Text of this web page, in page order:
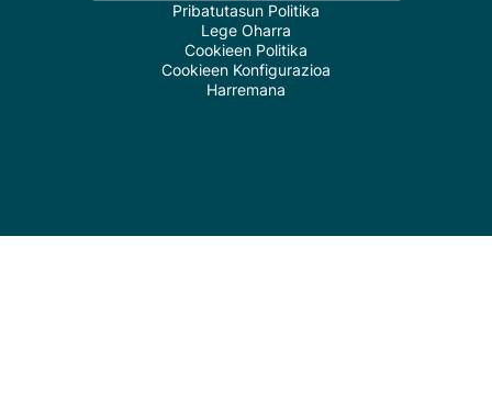
Pribatutasun Politika
Lege Oharra
Cookieen Politika
Cookieen Konfigurazioa
Harremana